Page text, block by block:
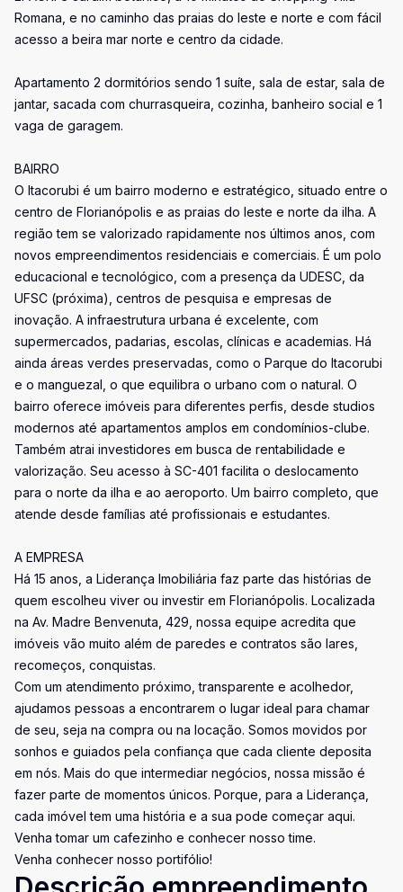
Romana, e no caminho das praias do leste e norte e com fácil
acesso a beira mar norte e centro da cidade.
Apartamento 2 dormitórios sendo 1 suíte, sala de estar, sala de
jantar, sacada com churrasqueira, cozinha, banheiro social e 1
vaga de garagem.
BAIRRO
O Itacorubi é um bairro moderno e estratégico, situado entre o
centro de Florianópolis e as praias do leste e norte da ilha. A
região tem se valorizado rapidamente nos últimos anos, com
novos empreendimentos residenciais e comerciais. É um polo
educacional e tecnológico, com a presença da UDESC, da
UFSC (próxima), centros de pesquisa e empresas de
inovação. A infraestrutura urbana é excelente, com
supermercados, padarias, escolas, clínicas e academias. Há
ainda áreas verdes preservadas, como o Parque do Itacorubi
e o manguezal, o que equilibra o urbano com o natural. O
bairro oferece imóveis para diferentes perfis, desde studios
modernos até apartamentos amplos em condomínios-clube.
Também atrai investidores em busca de rentabilidade e
valorização. Seu acesso à SC-401 facilita o deslocamento
para o norte da ilha e ao aeroporto. Um bairro completo, que
atende desde famílias até profissionais e estudantes.
A EMPRESA
Há 15 anos, a Liderança Imobiliária faz parte das histórias de
quem escolheu viver ou investir em Florianópolis. Localizada
na Av. Madre Benvenuta, 429, nossa equipe acredita que
imóveis vão muito além de paredes e contratos são lares,
recomeços, conquistas.
Com um atendimento próximo, transparente e acolhedor,
ajudamos pessoas a encontrarem o lugar ideal para chamar
de seu, seja na compra ou na locação. Somos movidos por
sonhos e guiados pela confiança que cada cliente deposita
em nós. Mais do que intermediar negócios, nossa missão é
fazer parte de momentos únicos. Porque, para a Liderança,
cada imóvel tem uma história e a sua pode começar aqui.
Venha tomar um cafezinho e conhecer nosso time.
Venha conhecer nosso portifólio!